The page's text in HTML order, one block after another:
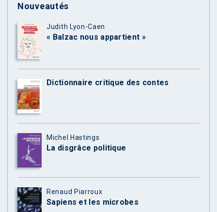
Nouveautés
Judith Lyon-Caen
« Balzac nous appartient »
Dictionnaire critique des contes
Michel Hastings
La disgrâce politique
Renaud Piarroux
Sapiens et les microbes